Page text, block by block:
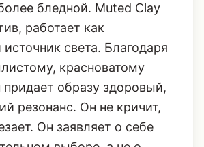
бледной. Muted Clay
работает как
источник света. Благодаря
красноватому
придает образу здоровый,
резонанс. Он не кричит,
Он заявляет о себе